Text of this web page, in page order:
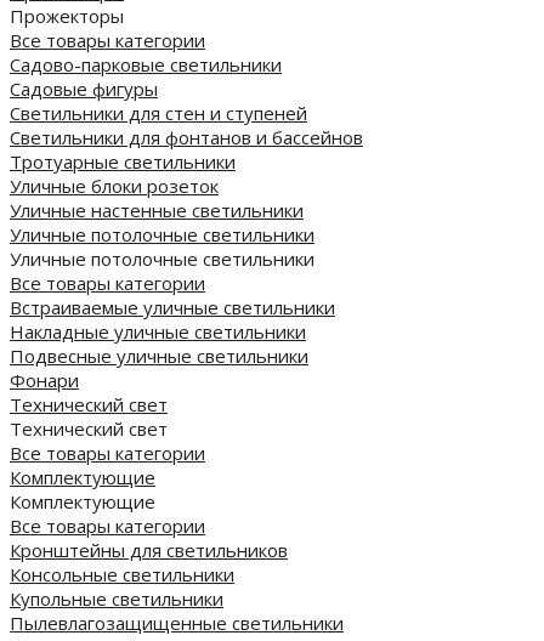
Прожекторы
Все товары категории
Садово-парковые светильники
Садовые фигуры
Светильники для стен и ступеней
Светильники для фонтанов и бассейнов
Тротуарные светильники
Уличные блоки розеток
Уличные настенные светильники
Уличные потолочные светильники
Уличные потолочные светильники
Все товары категории
Встраиваемые уличные светильники
Накладные уличные светильники
Подвесные уличные светильники
Фонари
Технический свет
Технический свет
Все товары категории
Комплектующие
Комплектующие
Все товары категории
Кронштейны для светильников
Консольные светильники
Купольные светильники
Пылевлагозащищенные светильники